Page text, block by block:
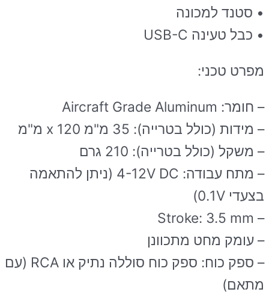
• סטנד למכונה
• כבל טעינה USB-C
מפרט טכני:
– חומר: Aircraft Grade Aluminum
– מידות (כולל בטרייה): 35 מ"מ x 120 מ"מ
– משקל (כולל בטרייה): 210 גרם
– מתח עבודה: 4-12V DC (ניתן להתאמה
בצעדי 0.1V)
– Stroke: 3.5 mm
– עומק מחט מתכוונן
– ספק כוח: ספק כוח סוללה נתיק או RCA (עם
מתאם)